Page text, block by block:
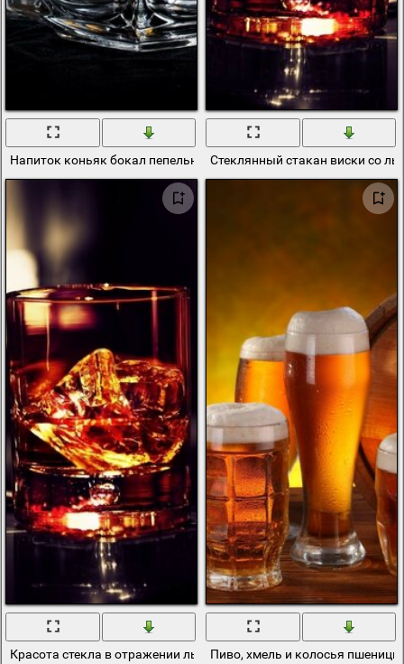
Напиток коньяк бокал пепельницаСтеклянный стакан виски со
Красота стекла в отражении льдаПиво, хмель и колосья пшеницы